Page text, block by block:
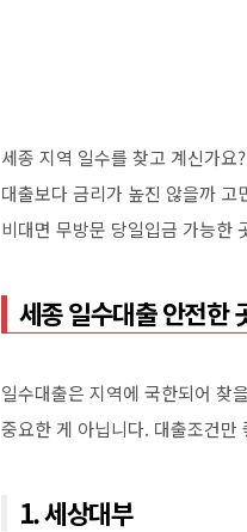
세종 지역 일수를 찾고 계신가
대출보다 금리가 높진 않을까
비대면 무방문 당일입금 가능한
세종 일수대출 안전한
일수대출은 지역에 국한되어 찾
중요한 게 아닙니다. 대출조건만
1. 세상대부